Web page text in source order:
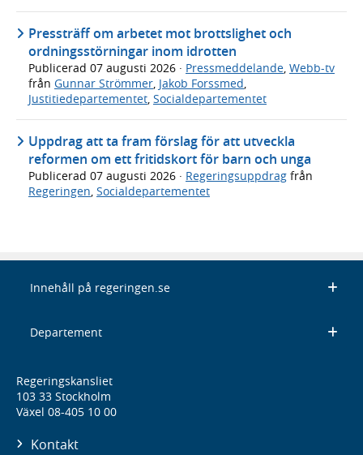
Pressträff om arbetet mot brottslighet och
ordningsstörningar inom idrotten
Publicerad 07 augusti 2026 · Pressmeddelande, Webb-tv
från Gunnar Strömmer, Jakob Forssmed,
Justitiedepartementet, Socialdepartementet
Uppdrag att ta fram förslag för att utveckla
reformen om ett fritidskort för barn och unga
Publicerad 07 augusti 2026 · Regeringsuppdrag från
Regeringen, Socialdepartementet
Innehåll på regeringen.se
Departement
Regeringskansliet
103 33 Stockholm
Växel 08-405 10 00
Kontakt